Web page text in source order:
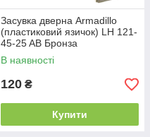
Засувка дверна Armadillo
(пластиковий язичок) LH 121-
45-25 AB Бронза
В наявності
120 ₴
Купити